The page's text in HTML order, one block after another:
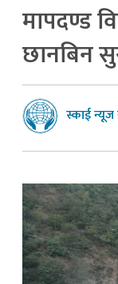
मापदण्ड
छानबिन
स्काई न्यूज